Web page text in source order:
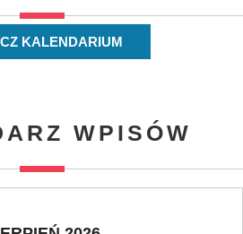
KALENDARIUM
WPISÓW